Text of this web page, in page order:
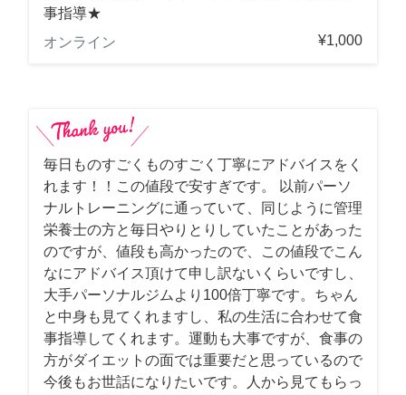
事指導★
オンライン
¥1,000
毎日ものすごくものすごく丁寧にアドバイスをく
れます！！この値段で安すぎです。 以前パーソ
ナルトレーニングに通っていて、同じように管理
栄養士の方と毎日やりとりしていたことがあった
のですが、値段も高かったので、この値段でこん
なにアドバイス頂けて申し訳ないくらいですし、
大手パーソナルジムより100倍丁寧です。ちゃん
と中身も見てくれますし、私の生活に合わせて食
事指導してくれます。運動も大事ですが、食事の
方がダイエットの面では重要だと思っているので
今後もお世話になりたいです。人から見てもらっ